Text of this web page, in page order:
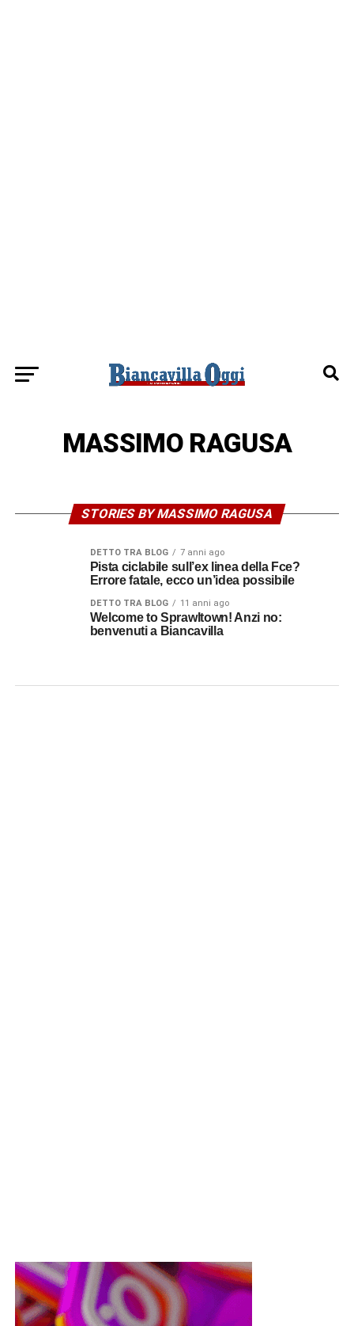
MASSIMO RAGUSA
STORIES BY MASSIMO RAGUSA
DETTO TRA BLOG 7 anni ago
Pista ciclabile sull’ex linea della Fce?
Errore fatale, ecco un’idea possibile
DETTO TRA BLOG 11 anni ago
Welcome to Sprawltown! Anzi no:
benvenuti a Biancavilla